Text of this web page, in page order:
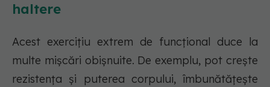
haltere
Acest exercițiu extrem de funcțional duce la
multe mișcări obișnuite. De exemplu, pot crește
rezistența și puterea corpului, îmbunătățește